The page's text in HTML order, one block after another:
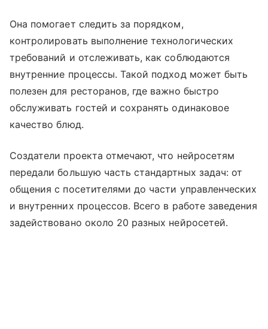
Она помогает следить за порядком,
контролировать выполнение технологических
требований и отслеживать, как соблюдаются
внутренние процессы. Такой подход может быть
полезен для ресторанов, где важно быстро
обслуживать гостей и сохранять одинаковое
качество блюд.
Создатели проекта отмечают, что нейросетям
передали большую часть стандартных задач: от
общения с посетителями до части управленческих
и внутренних процессов. Всего в работе заведения
задействовано около 20 разных нейросетей.